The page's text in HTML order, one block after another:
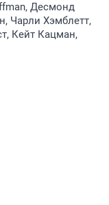
Десмонд
Чарли Хэмблетт,
Кейт Кацман,